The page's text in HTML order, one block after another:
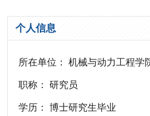
个人信息
所在单位： 机械与动力工程学
职称： 研究员
学历： 博士研究生毕业